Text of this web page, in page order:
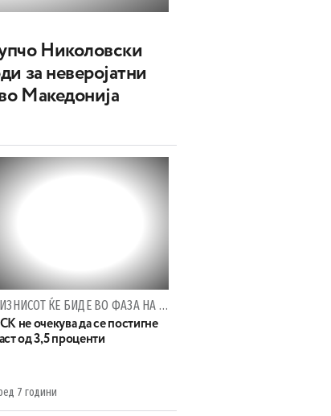
Николовски
за неверојатни
Македонија
БИЗНИСОТ ЌЕ БИДЕ ВО ФАЗА НА ЗАСТОЈ ПОРАДИ ИЗБОРИТЕ
не очекува да се постигне
од 3,5 проценти
7 години